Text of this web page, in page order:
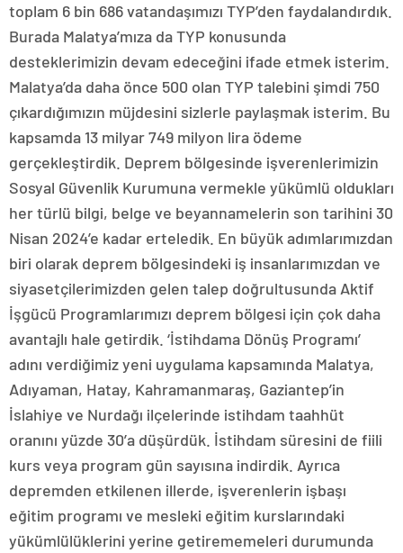
toplam 6 bin 686 vatandaşımızı TYP’den faydalandırdık.
Burada Malatya’mıza da TYP konusunda
desteklerimizin devam edeceğini ifade etmek isterim.
Malatya’da daha önce 500 olan TYP talebini şimdi 750
çıkardığımızın müjdesini sizlerle paylaşmak isterim. Bu
kapsamda 13 milyar 749 milyon lira ödeme
gerçekleştirdik. Deprem bölgesinde işverenlerimizin
Sosyal Güvenlik Kurumuna vermekle yükümlü oldukları
her türlü bilgi, belge ve beyannamelerin son tarihini 30
Nisan 2024’e kadar erteledik. En büyük adımlarımızdan
biri olarak deprem bölgesindeki iş insanlarımızdan ve
siyasetçilerimizden gelen talep doğrultusunda Aktif
İşgücü Programlarımızı deprem bölgesi için çok daha
avantajlı hale getirdik. ‘İstihdama Dönüş Programı’
adını verdiğimiz yeni uygulama kapsamında Malatya,
Adıyaman, Hatay, Kahramanmaraş, Gaziantep’in
İslahiye ve Nurdağı ilçelerinde istihdam taahhüt
oranını yüzde 30’a düşürdük. İstihdam süresini de fiili
kurs veya program gün sayısına indirdik. Ayrıca
depremden etkilenen illerde, işverenlerin işbaşı
eğitim programı ve mesleki eğitim kurslarındaki
yükümlülüklerini yerine getirememeleri durumunda